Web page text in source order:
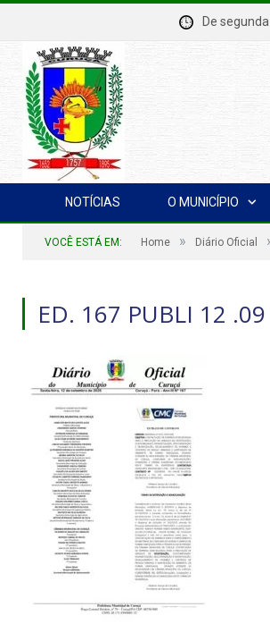
De
NOTÍCIAS O MUNICÍPIO
VOCÊ ESTÁ EM: Home » Diário Oficial
ED. 167 PUBLI 12